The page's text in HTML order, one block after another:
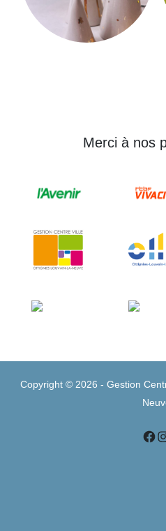
Merci à nos
Copyright © 2026 - Gestion